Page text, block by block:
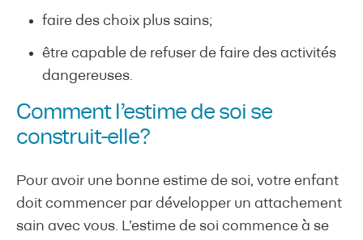
faire des choix plus sains;
être capable de refuser de faire des activités
dangereuses.
Comment l’estime de soi se
construit-elle?
Pour avoir une bonne estime de soi, votre enfant
doit commencer par développer un attachement
sain avec vous. L’estime de soi commence à se